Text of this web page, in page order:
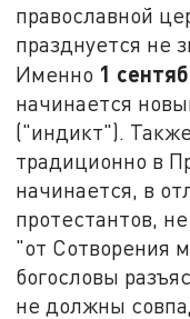
православной
празднуется не
Именно 1
начинается
("индикт").
традиционно в
начинается, в
протестантов,
"от Сотворения
богословы
не должны